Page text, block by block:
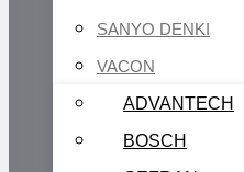
SANYO DENKI
VACON
ADVANTECH
BOSCH